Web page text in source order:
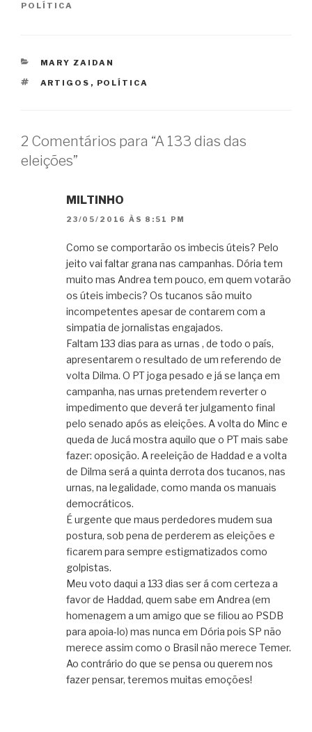
POLÍTICA
CATEGORIAS
MARY ZAIDAN
TAGS
ARTIGOS , POLÍTICA
2 Comentários para “A 133 dias das
eleições”
MILTINHO
23/05/2016 ÀS 8:51 PM
Como se comportarão os imbecis úteis? Pelo
jeito vai faltar grana nas campanhas. Dória tem
muito mas Andrea tem pouco, em quem votarão
os úteis imbecis? Os tucanos são muito
incompetentes apesar de contarem com a
simpatia de jornalistas engajados.
Faltam 133 dias para as urnas , de todo o país,
apresentarem o resultado de um referendo de
volta Dilma. O PT joga pesado e já se lança em
campanha, nas urnas pretendem reverter o
impedimento que deverá ter julgamento final
pelo senado após as eleições. A volta do Minc e
queda de Jucá mostra aquilo que o PT mais sabe
fazer: oposição. A reeleição de Haddad e a volta
de Dilma será a quinta derrota dos tucanos, nas
urnas, na legalidade, como manda os manuais
democráticos.
É urgente que maus perdedores mudem sua
postura, sob pena de perderem as eleições e
ficarem para sempre estigmatizados como
golpistas.
Meu voto daqui a 133 dias ser á com certeza a
favor de Haddad, quem sabe em Andrea (em
homenagem a um amigo que se filiou ao PSDB
para apoia-lo) mas nunca em Dória pois SP não
merece assim como o Brasil não merece Temer.
Ao contrário do que se pensa ou querem nos
fazer pensar, teremos muitas emoções!